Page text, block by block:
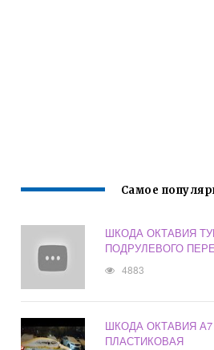
Самое
ШКОДА ОКТАВИЯ
ПОДРУЛЕВОГО
4883
ШКОДА ОКТАВИЯ
ПЛАСТИКОВАЯ